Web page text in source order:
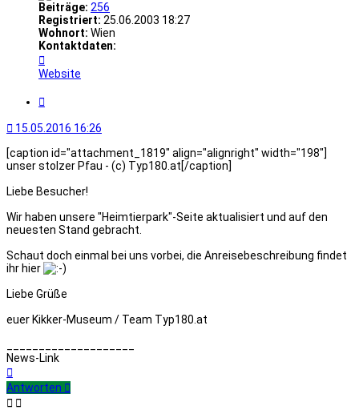
Beiträge: 256
Registriert: 25.06.2003 18:27
Wohnort: Wien
Kontaktdaten:
von
Typ180
Website
15.05.2016 16:26
[caption id="attachment_1819" align="alignright" width="198"]
unser stolzer Pfau - (c) Typ180.at[/caption]
Liebe Besucher!
Wir haben unsere "Heimtierpark"-Seite aktualisiert und auf den
neuesten Stand gebracht.
Schaut doch einmal bei uns vorbei, die Anreisebeschreibung findet
ihr hier
Liebe Grüße
euer Kikker-Museum / Team Typ180.at
News-Link
oben
Antworten